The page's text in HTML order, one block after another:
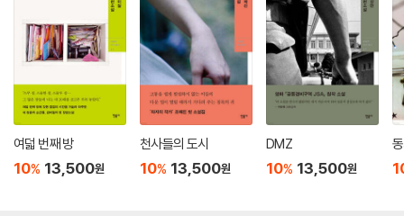
여덟 번째 방
10% 13,500원
천사들의 도시
10% 13,500원
DMZ
10% 13,500원